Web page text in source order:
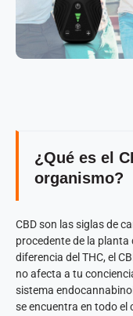
¿Qué es el
organismo?
CBD son las siglas de
procedente de la
diferencia del THC, el
no afecta a tu
sistema
se encuentra en todo el